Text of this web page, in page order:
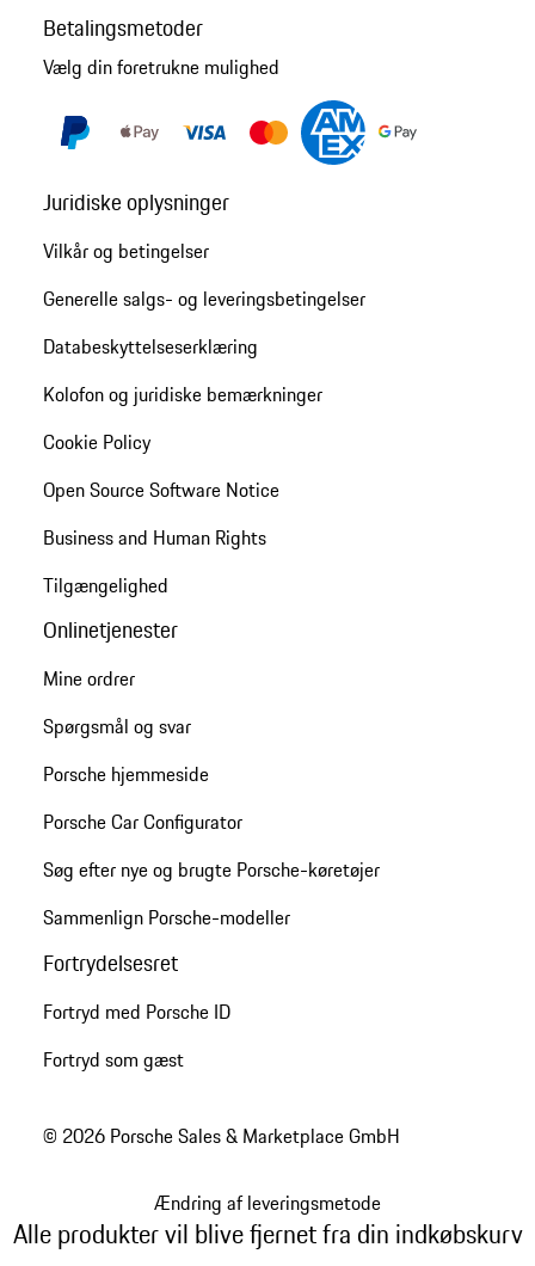
Betalingsmetoder
Vælg din foretrukne mulighed
Juridiske oplysninger
Vilkår og betingelser
Generelle salgs- og leveringsbetingelser
Databeskyttelseserklæring
Kolofon og juridiske bemærkninger
Cookie Policy
Open Source Software Notice
Business and Human Rights
Tilgængelighed
Onlinetjenester
Mine ordrer
Spørgsmål og svar
Porsche hjemmeside
Porsche Car Configurator
Søg efter nye og brugte Porsche-køretøjer
Sammenlign Porsche-modeller
Fortrydelsesret
Fortryd med Porsche ID
Fortryd som gæst
© 2026 Porsche Sales & Marketplace GmbH
Ændring af leveringsmetode
Alle produkter vil blive fjernet fra din indkøbskurv